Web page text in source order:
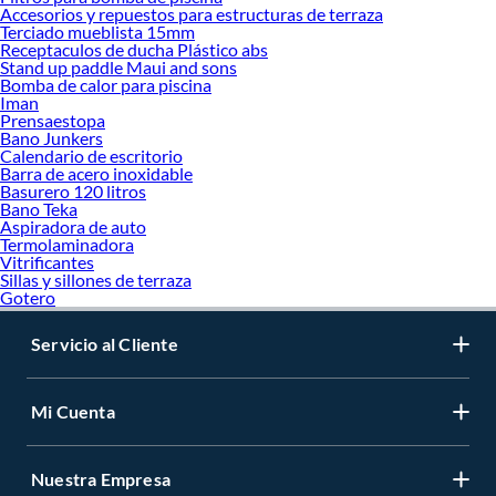
Accesorios y repuestos para estructuras de terraza
Terciado mueblista 15mm
Receptaculos de ducha Plástico abs
Stand up paddle Maui and sons
Bomba de calor para piscina
Iman
Prensaestopa
Bano Junkers
Calendario de escritorio
Barra de acero inoxidable
Basurero 120 litros
Bano Teka
Aspiradora de auto
Termolaminadora
Vitrificantes
Sillas y sillones de terraza
Gotero
Servicio al Cliente
Mi Cuenta
Nuestra Empresa